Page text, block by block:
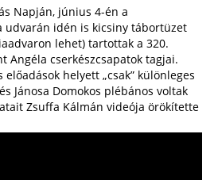
Napján, június 4-én a
udvarán idén is kicsiny tábortüzet
lehet) tartottak a 320.
Angéla cserkészcsapatok tagjai.
helyett „csak” különleges
Jánosa Domokos plébános voltak
Zsuffa Kálmán videója örökítette